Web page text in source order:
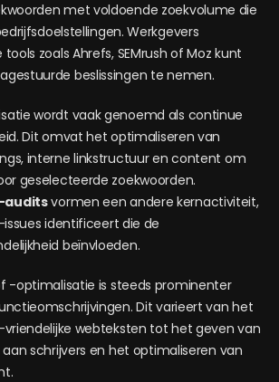
met voldoende zoekvolume die
Werkgevers
zoals Ahrefs, SEMrush of Moz kunt
beslissingen te nemen.
wordt vaak genoemd als continue
Dit omvat het optimaliseren van
interne linkstructuur en content om
geselecteerde zoekwoorden.
auditsvormen een andere kernactiviteit,
identificeert die de
beïnvloeden.
-optimalisatie is steeds prominenter
Dit varieert van het
vriendelijke webteksten tot het geven van
schrijvers en het optimaliseren van